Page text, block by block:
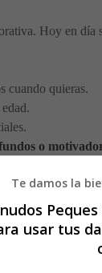
Hoy en día
cuando quieras.
o
van los tipos
Te damos la
usar tus